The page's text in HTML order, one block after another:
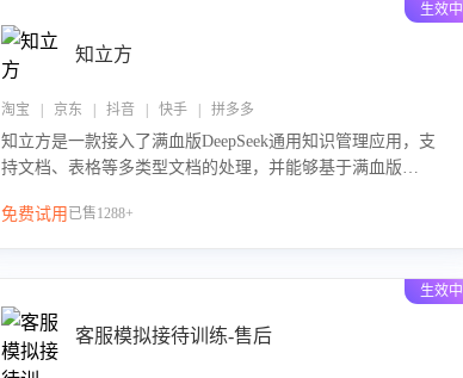
生效中
知立方
淘宝 | 京东 | 抖音 | 快手 | 拼多多
知立方是一款接入了满血版DeepSeek通用知识管理应用，支
持文档、表格等多类型文档的处理，并能够基于满血版
识支持，帮助用户高效管理和利用知识资源。通过该产品，
免费试用 已售1288+
生效中
客服模拟接待训练-售后